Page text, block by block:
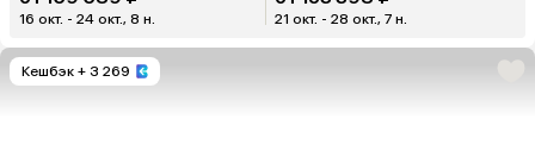
16 окт. - 24 окт., 8 н. 21 окт. - 28 окт., 7 н.
Кешбэк + 3 269